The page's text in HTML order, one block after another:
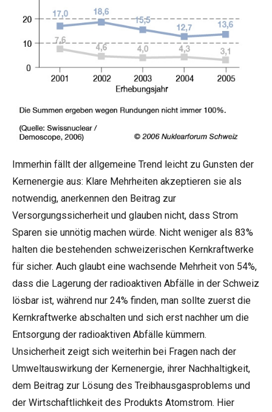
Immerhin fällt der allgemeine Trend leicht zu Gunsten der
Kernenergie aus: Klare Mehrheiten akzeptieren sie als
notwendig, anerkennen den Beitrag zur
Versorgungssicherheit und glauben nicht, dass Strom
Sparen sie unnötig machen würde. Nicht weniger als 83%
halten die bestehenden schweizerischen Kernkraftwerke
für sicher. Auch glaubt eine wachsende Mehrheit von 54%,
dass die Lagerung der radioaktiven Abfälle in der Schweiz
lösbar ist, während nur 24% finden, man sollte zuerst die
Kernkraftwerke abschalten und sich erst nachher um die
Entsorgung der radioaktiven Abfälle kümmern.
Unsicherheit zeigt sich weiterhin bei Fragen nach der
Umweltauswirkung der Kernenergie, ihrer Nachhaltigkeit,
dem Beitrag zur Lösung des Treibhausgasproblems und
der Wirtschaftlichkeit des Produkts Atomstrom. Hier